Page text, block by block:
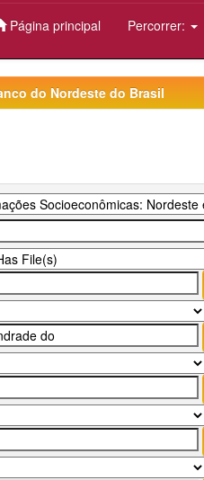
Página principal Percorrer:
do Nordeste do Brasil